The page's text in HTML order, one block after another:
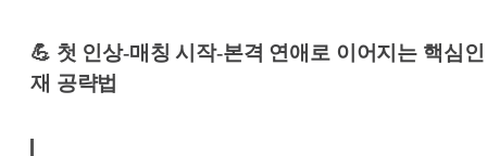
💪 첫 인상-매칭 시작-본격 연애로 이어지는 핵심인
재 공략법